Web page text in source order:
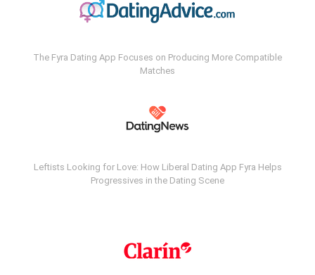
The Fyra Dating App Focuses on Producing More Compatible
Matches
Leftists Looking for Love: How Liberal Dating App Fyra Helps
Progressives in the Dating Scene